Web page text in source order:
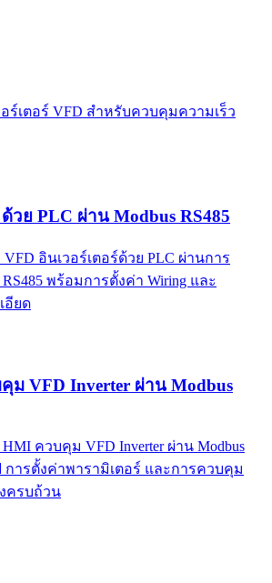
ร์เตอร์ VFD สำหรับควบคุมความเร็ว
วย PLC ผ่าน Modbus RS485
อินเวอร์เตอร์ด้วย PLC ผ่านการ
RS485 พร้อมการตั้งค่า Wiring และ
อียด
ม VFD Inverter ผ่าน Modbus
ควบคุม VFD Inverter ผ่าน Modbus
การตั้งค่าพารามิเตอร์ และการควบคุม
งครบถ้วน